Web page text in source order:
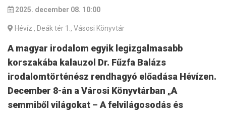
2025. december 08. 10:00
Hévíz , Deák tér 1., Vásosi Könyvtár
A magyar irodalom egyik legizgalmasabb
korszakába kalauzol Dr. Fűzfa Balázs
irodalomtörténész rendhagyó előadása Hévízen.
December 8-án a Városi Könyvtárban „A
semmiből világokat – A felvilágosodás és